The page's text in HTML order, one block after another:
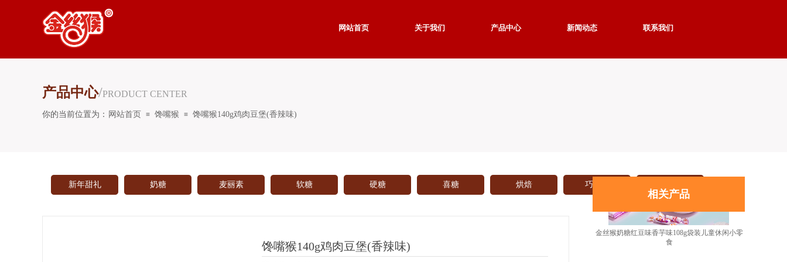
网站首页 ≡ 馋嘴猴 ≡ 馋嘴猴140g鸡肉豆堡(香辣味)
你的当前位置为：
产品中心/PRODUCT CENTER
新年甜礼 奶糖 麦丽素 软糖 硬糖 喜糖 烘焙 巧克力
相关产品
金丝猴奶糖红豆味香芋味108g袋装儿童休闲小零
食
馋嘴猴140g鸡肉豆堡(香辣味)
网站首页 关于我们 产品中心 新闻动态 联系我们